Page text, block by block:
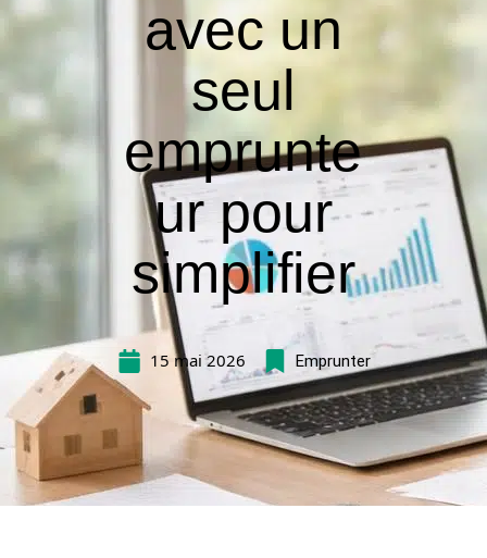
avec un
seul
emprunte
ur pour
simplifier
15 mai 2026 Emprunter